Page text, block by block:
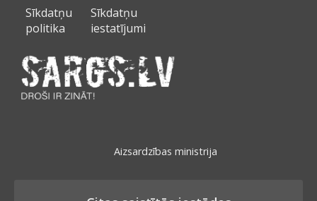
Sīkdatņu
politika
Sīkdatņu
iestatījumi
Aizsardzības ministrija